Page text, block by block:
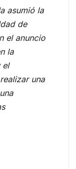
asumió la
de
el anuncio
la
el
una